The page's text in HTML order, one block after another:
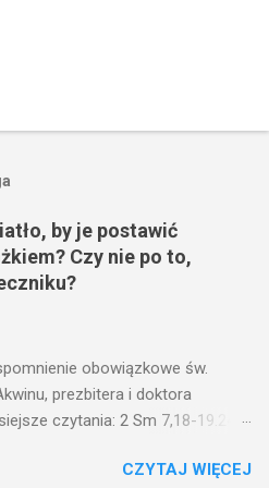
by je postawić
Czy nie po to,
obowiązkowe św.
prezbitera i doktora
czytania: 2 Sm 7,18-19.24-
Jezus mówił ludowi: Czy po to
CZYTAJ WIĘCEJ